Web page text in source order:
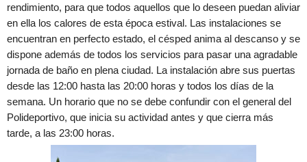
rendimiento, para que todos aquellos que lo deseen puedan aliviar
en ella los calores de esta época estival. Las instalaciones se
encuentran en perfecto estado, el césped anima al descanso y se
dispone además de todos los servicios para pasar una agradable
jornada de baño en plena ciudad. La instalación abre sus puertas
desde las 12:00 hasta las 20:00 horas y todos los días de la
semana. Un horario que no se debe confundir con el general del
Polideportivo, que inicia su actividad antes y que cierra más
tarde, a las 23:00 horas.